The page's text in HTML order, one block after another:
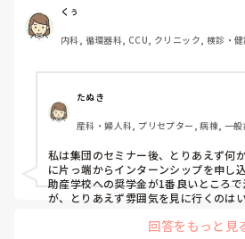
ありません。
というのも、興味のある領域もまだ決
化していても私自身が興味を示せな
くぅ
内科, 循環器科, CCU, クリニック, 検診・健
たぬき
産科・婦人科, プリセプター, 病棟, 一
私は集団のセミナー後、とりあえず何
に片っ端からインターンシップを申し込
助産学校への奨学金が1番良いところ
が、とりあえず雰囲気を見に行くのは
選択だと思うので(転職は比較的みなさ
回答をもっと見